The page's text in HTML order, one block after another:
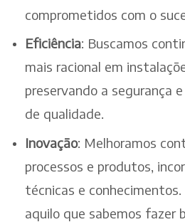
comprometidos com o
Eficiência: Buscamos
mais racional em
preservando a segurança
de qualidade.
Inovação: Melhoramos
processos e produtos,
técnicas e
aquilo que sabemos fazer